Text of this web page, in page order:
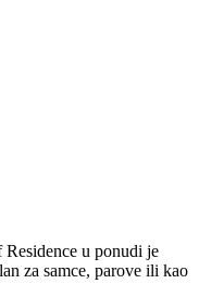
u ponudi je
za samce, parove ili kao